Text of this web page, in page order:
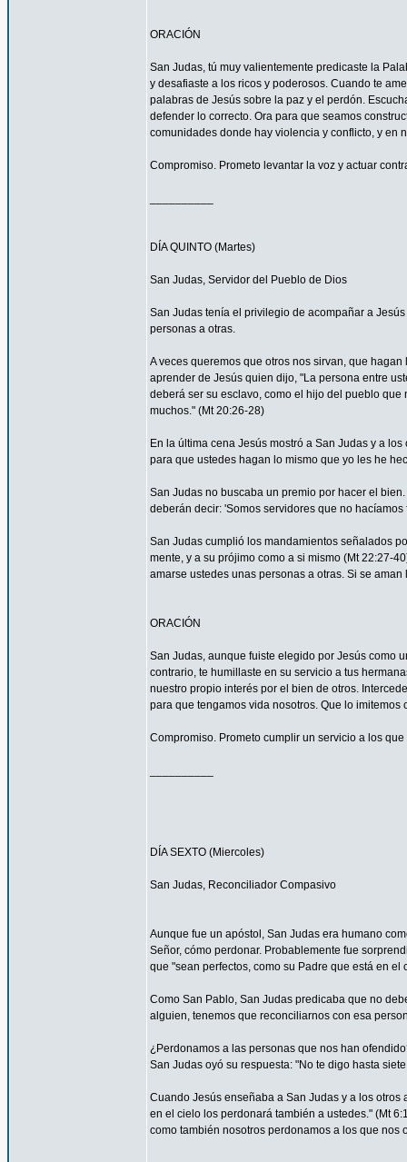
ORACIÓN
San Judas, tú muy valientemente predicaste la
y desafiaste a los ricos y poderosos. Cuando te
palabras de Jesús sobre la paz y el perdón.
defender lo correcto. Ora para que seamos
comunidades donde hay violencia y conflicto, y en
Compromiso. Prometo levantar la voz y actuar
DÍA QUINTO (Martes)
San Judas, Servidor del Pueblo de Dios
San Judas tenía el privilegio de acompañar a
personas a otras.
A veces queremos que otros nos sirvan, que
aprender de Jesús quien dijo, "La persona entre
deberá ser su esclavo, como el hijo del pueblo
muchos." (Mt 20:26-28)
En la última cena Jesús mostró a San Judas y a
para que ustedes hagan lo mismo que yo les he
San Judas no buscaba un premio por hacer el
deberán decir: 'Somos servidores que no
San Judas cumplió los mandamientos señalados
mente, y a su prójimo como a si mismo (Mt 22:27-
amarse ustedes unas personas a otras. Si se
ORACIÓN
San Judas, aunque fuiste elegido por Jesús como
contrario, te humillaste en su servicio a tus
nuestro propio interés por el bien de otros.
para que tengamos vida nosotros. Que lo
Compromiso. Prometo cumplir un servicio a los
DÍA SEXTO (Miercoles)
San Judas, Reconciliador Compasivo
Aunque fue un apóstol, San Judas era humano
Señor, cómo perdonar. Probablemente fue
que "sean perfectos, como su Padre que está en el
Como San Pablo, San Judas predicaba que no
alguien, tenemos que reconciliarnos con esa
¿Perdonamos a las personas que nos han
San Judas oyó su respuesta: "No te digo hasta
Cuando Jesús enseñaba a San Judas y a los
en el cielo los perdonará también a ustedes." (Mt
como también nosotros perdonamos a los que nos